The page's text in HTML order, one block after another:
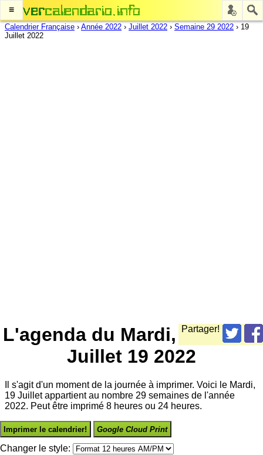
≡
Calendrier Française › Année 2022 › Juillet 2022 › Semaine 29 2022 › 19
Juillet 2022
Partager!
L'agenda du Mardi,
Juillet 19 2022
Il s'agit d'un moment de la journée à imprimer. Voici le Mardi,
19 Juillet appartient au nombre 29 semaines de l'année
2022. Peut être imprimé 8 heures ou 24 heures.
Imprimer le calendrier! Google Cloud Print
Changer le style: